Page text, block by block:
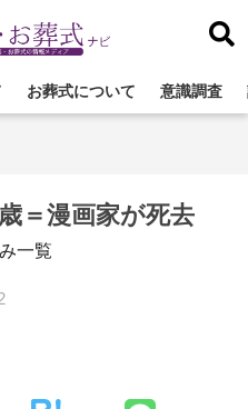
お葬式について 意識調査
＝漫画家が死去
一覧